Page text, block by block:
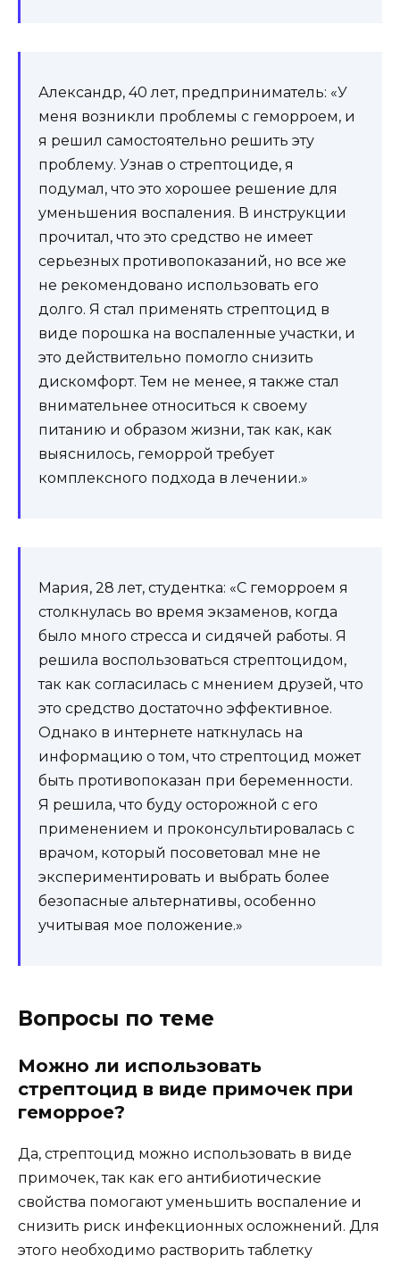
Александр, 40 лет, предприниматель: «У
меня возникли проблемы с геморроем, и
я решил самостоятельно решить эту
проблему. Узнав о стрептоциде, я
подумал, что это хорошее решение для
уменьшения воспаления. В инструкции
прочитал, что это средство не имеет
серьезных противопоказаний, но все же
не рекомендовано использовать его
долго. Я стал применять стрептоцид в
виде порошка на воспаленные участки, и
это действительно помогло снизить
дискомфорт. Тем не менее, я также стал
внимательнее относиться к своему
питанию и образом жизни, так как, как
выяснилось, геморрой требует
комплексного подхода в лечении.»
Мария, 28 лет, студентка: «С геморроем я
столкнулась во время экзаменов, когда
было много стресса и сидячей работы. Я
решила воспользоваться стрептоцидом,
так как согласилась с мнением друзей, что
это средство достаточно эффективное.
Однако в интернете наткнулась на
информацию о том, что стрептоцид может
быть противопоказан при беременности.
Я решила, что буду осторожной с его
применением и проконсультировалась с
врачом, который посоветовал мне не
экспериментировать и выбрать более
безопасные альтернативы, особенно
учитывая мое положение.»
Вопросы по теме
Можно ли использовать
стрептоцид в виде примочек при
геморрое?
Да, стрептоцид можно использовать в виде
примочек, так как его антибиотические
свойства помогают уменьшить воспаление и
снизить риск инфекционных осложнений. Для
этого необходимо растворить таблетку